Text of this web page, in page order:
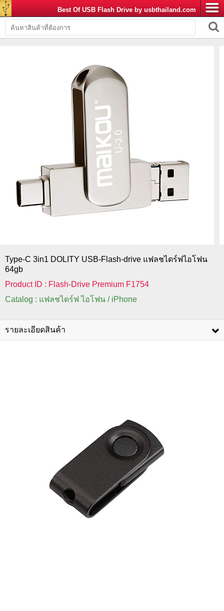
Best Of USB Flash Drive by usbthailand.com
Type-C 3in1 DOLITY USB-Flash-drive แฟลชไดร์ฟไอโฟน
64gb
Product ID : Flash-Drive Premium F1754
Catalog : แฟลชไดร์ฟ ไอโฟน / iPhone
รายละเอียดสินค้า